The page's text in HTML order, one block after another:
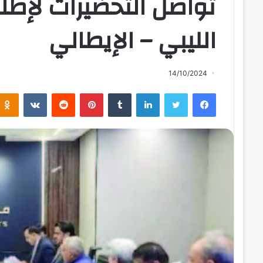
الليبي – الإيطالي
14/10/2024
فيسبوك تويتر لينكدإن ‏Tumblr بينتيريست
‏Reddit
‏VKontakte